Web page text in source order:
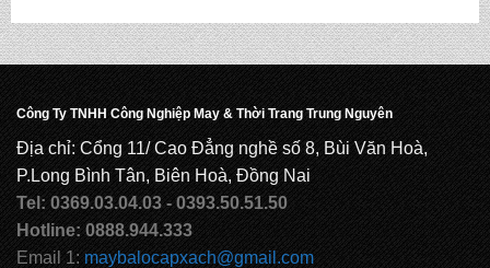
Công Ty TNHH Công Nghiệp May & Thời Trang Trung Nguyên
Địa chỉ: Cổng 11/ Cao Đẳng nghề số 8, Bùi Văn Hoà,
P.Long Bình Tân, Biên Hoà, Đồng Nai
Tel: 0369.03.04.03 - 0393.50.51.50
Hotline: 0888.944.333
Email 1: maybalocapxach@gmail.com